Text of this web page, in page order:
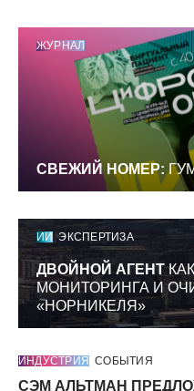
ЖУРНАЛ
СВЕЖИЙ НОМЕР:
ИИ ЭКСПЕРТИЗА
ДВОЙНОЙ АГЕНТ
МОНИТОРИНГА И
«НОРНИКЕЛЯ»
ИНДУСТРИЯ СОБЫТИЯ
СЭМ АЛЬТМАН